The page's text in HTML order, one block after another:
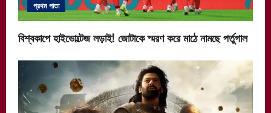
প্রথম পাতা
বিশ্বকাপে হাইভোল্টেজ লড়াই! জোটাকে স্মরণ করে মাঠে নামছে পর্তুগাল